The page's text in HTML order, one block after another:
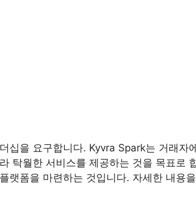
십을 요구합니다. Kyvra Spark는 거래
탁월한 서비스를 제공하는 것을 목표로
랫폼을 마련하는 것입니다. 자세한 내용